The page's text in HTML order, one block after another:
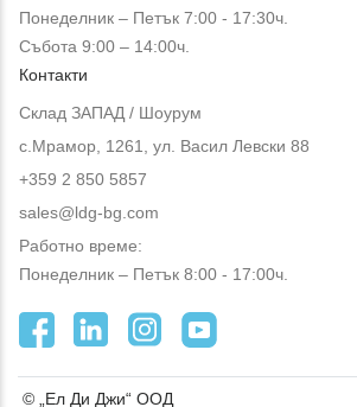
Понеделник – Петък 7:00 - 17:30ч.
Събота 9:00 – 14:00ч.
Контакти
Склад ЗАПАД / Шоурум
с.Мрамор, 1261, ул. Васил Левски 88
+359 2 850 5857
sales@ldg-bg.com
Работно време:
Понеделник – Петък 8:00 - 17:00ч.
© „Ел Ди Джи“ ООД